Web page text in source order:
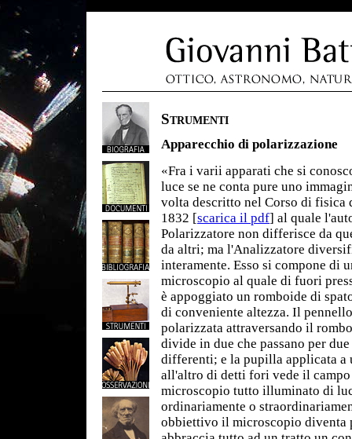
Strumenti
Apparecchio di polarizzazione
«Fra i varii apparati che si
luce se ne conta pure uno
volta descritto nel Corso di fisica
1832 [scarica il pdf] al quale
Polarizzatore non differisce da
da altri; ma l'Analizzatore
interamente. Esso si compone di
microscopio al quale di fuori
è appoggiato un romboide di
di conveniente altezza. Il
polarizzata attraversando il
divide in due che passano per
differenti; e la pupilla applicata a
all'altro di detti fori vede il
microscopio tutto illuminato di
ordinariamente o
obbiettivo il microscopio diventa